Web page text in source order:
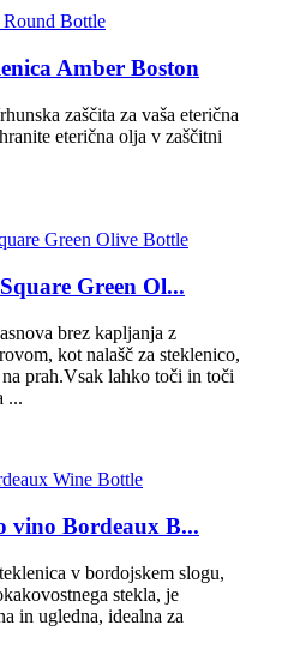
Amber Boston
zaščita za vaša eterična
eterična olja v zaščitni
Green Ol...
brez kapljanja z
kot nalašč za steklenico,
prah.Vsak lahko toči in toči
...
vino Bordeaux B...
v bordojskem slogu,
stekla, je
in ugledna, idealna za